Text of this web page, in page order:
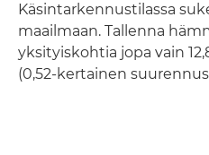
Käsintarkennustilassa
maailmaan. Tallenna
yksityiskohtia jopa vain
(0,52-kertainen